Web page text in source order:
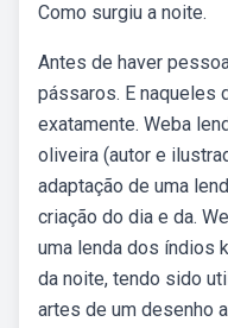
Como surgiu a noite.
Antes de haver
pássaros. E naqueles
exatamente. Weba
oliveira (autor e
adaptação de uma
criação do dia e da.
uma lenda dos índios
da noite, tendo sido
artes de um desenho